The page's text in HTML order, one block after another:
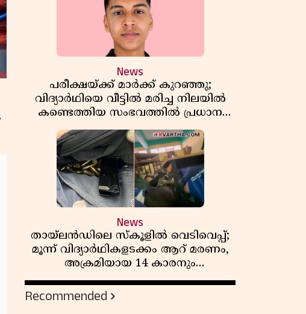
News
പരീക്ഷയ്ക്ക് മാർക്ക് കുറഞ്ഞു;
വിദ്യാർഥിയെ വീട്ടിൽ മരിച്ച നിലയിൽ
കണ്ടെത്തിയ സംഭവത്തിൽ പ്രധാന
അധ്യാപികക്കെതിരെ പരാതി
News
തായ്‌ലൻഡിലെ സ്‌കൂളിൽ വെടിവെപ്പ്;
മൂന്ന് വിദ്യാർഥികളടക്കം ആറ് മരണം,
അക്രമിയായ 14 കാരനും
മരിച്ചനിലയിൽ
Recommended